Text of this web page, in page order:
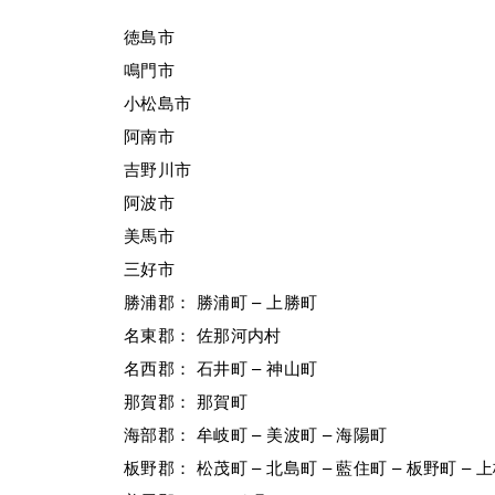
徳島市
鳴門市
小松島市
阿南市
吉野川市
阿波市
美馬市
三好市
勝浦郡： 勝浦町 – 上勝町
名東郡： 佐那河内村
名西郡： 石井町 – 神山町
那賀郡： 那賀町
海部郡： 牟岐町 – 美波町 – 海陽町
板野郡： 松茂町 – 北島町 – 藍住町 – 板野町 –